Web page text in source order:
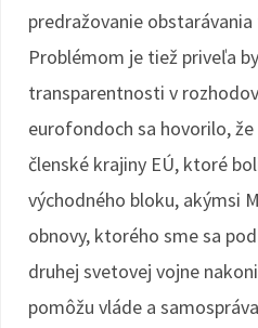
predražovanie
Problémom je tiež priveľa
transparentnosti v
eurofondoch sa hovorilo,
členské krajiny EÚ, ktoré
východného bloku, akýmsi
obnovy, ktorého sme sa
druhej svetovej vojne
pomôžu vláde a